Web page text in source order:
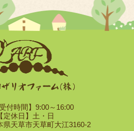
受付時間】9:00～16:00
【定休日】土・日
県天草市天草町大江3160-2